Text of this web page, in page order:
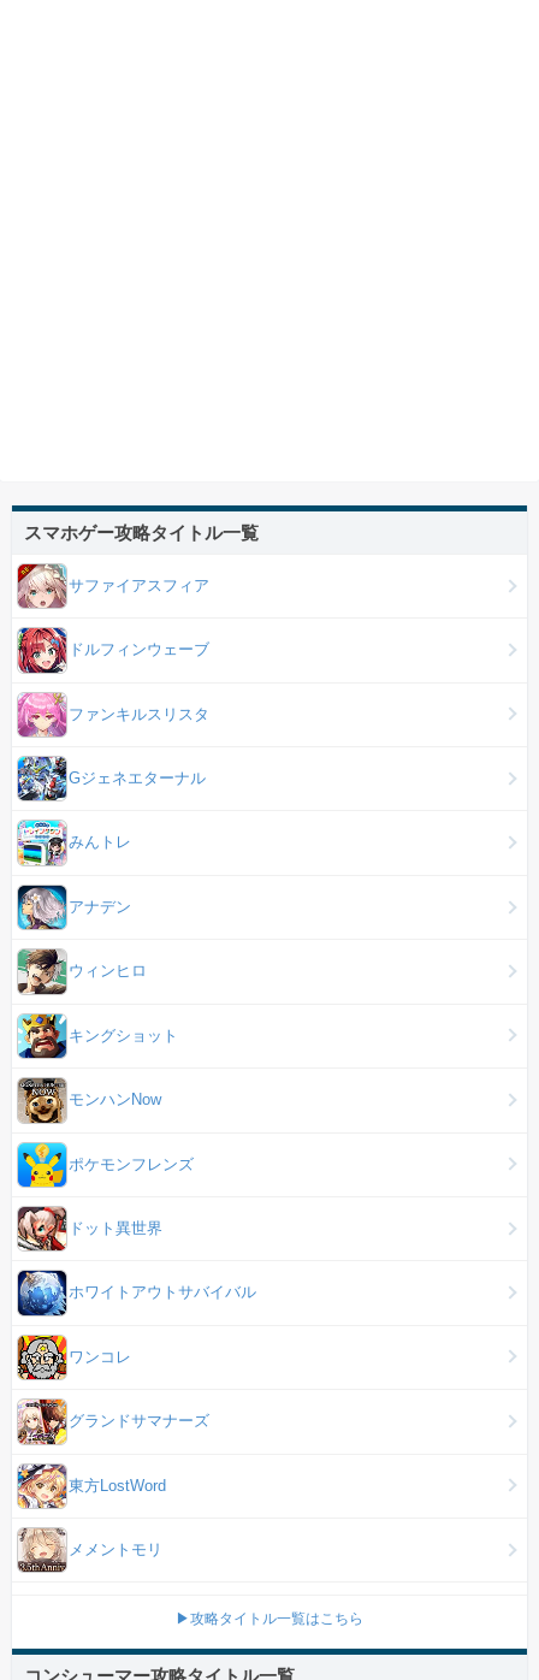
スマホゲー攻略タイトル一覧
サファイアスフィア
ドルフィンウェーブ
ファンキルスリスタ
Gジェネエターナル
みんトレ
アナデン
ウィンヒロ
キングショット
モンハンNow
ポケモンフレンズ
ドット異世界
ホワイトアウトサバイバル
ワンコレ
グランドサマナーズ
東方LostWord
メメントモリ
▶攻略タイトル一覧はこちら